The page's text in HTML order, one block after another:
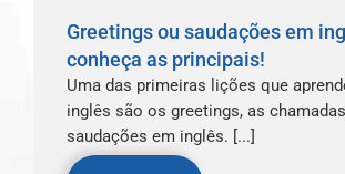
Greetings ou saudações em
conheça as principais!
Uma das primeiras lições que
inglês são os greetings, as chamadas
saudações em inglês. [...]